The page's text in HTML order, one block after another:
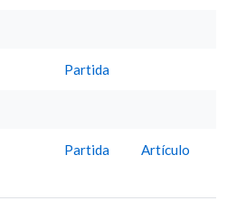
Partida
Partida Artículo